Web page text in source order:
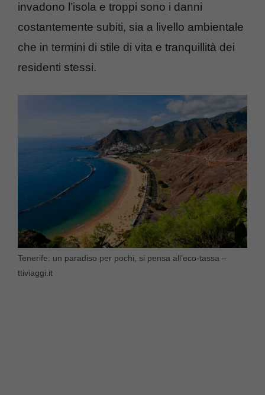
invadono l’isola e troppi sono i danni
costantemente subiti, sia a livello ambientale
che in termini di stile di vita e tranquillità dei
residenti stessi.
Tenerife: un paradiso per pochi, si pensa all’eco-tassa –
ttiviaggi.it